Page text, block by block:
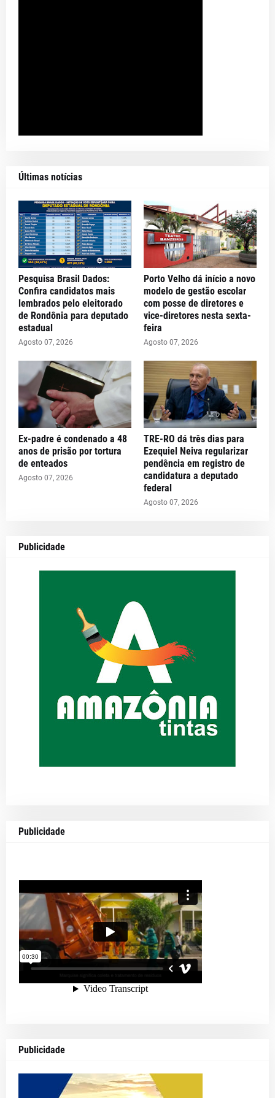
Últimas notícias
Pesquisa Brasil Dados:
Confira candidatos mais
lembrados pelo eleitorado
de Rondônia para deputado
estadual
Agosto 07, 2026
Porto Velho dá início a novo
modelo de gestão escolar
com posse de diretores e
vice-diretores nesta sexta-
feira
Agosto 07, 2026
Ex-padre é condenado a 48
anos de prisão por tortura
de enteados
Agosto 07, 2026
TRE-RO dá três dias para
Ezequiel Neiva regularizar
pendência em registro de
candidatura a deputado
federal
Agosto 07, 2026
Publicidade
Publicidade
Publicidade